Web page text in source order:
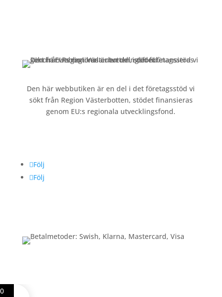
Den här webbutiken är en del i det företagsstöd vi
sökt från Region Västerbotten, stödet finansieras
genom EU:s regionala utvecklingsfond.
Följ
Följ
0